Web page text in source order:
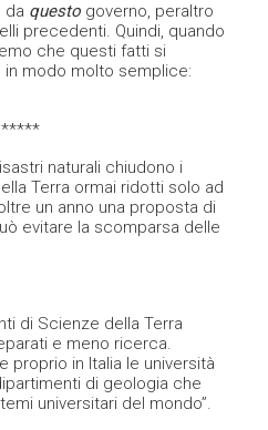
da questo governo, peraltro
precedenti. Quindi, quando
che questi fatti si
modo molto semplice:
*****
naturali chiudono i
Terra ormai ridotti solo ad
un anno una proposta di
evitare la scomparsa delle
di Scienze della Terra
e meno ricerca.
proprio in Italia le università
di geologia che
universitari del mondo”.